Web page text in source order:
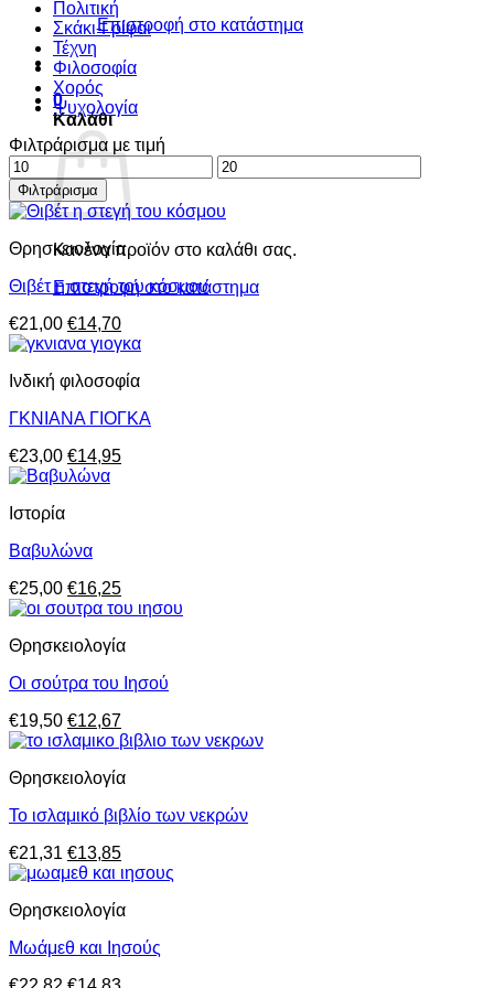
Επιστροφή στο κατάστημα
0
Καλάθι
Κανένα προϊόν στο καλάθι σας.
Επιστροφή στο κατάστημα
Πολιτική
Σκάκι-Γρίφοι
Τέχνη
Φιλοσοφία
Χορός
Ψυχολογία
Φιλτράρισμα με τιμή
Ελάχιστη
τιμή
Μέγιστη
τιμή
Φιλτράρισμα
Θρησκειολογία
Θιβέτ η στεγή του κόσμου
€21,00 Original
price
€21,00.
€14,70Η
τρέχουσα
είναι:
Ινδική φιλοσοφία
ΓΚΝΙΑΝΑ ΓΙΟΓΚΑ
€23,00 Original
price
€14,95Η
Ιστορία
Βαβυλώνα
€25,00 Original
price
€25,00.
€16,25Η
τρέχουσα
είναι:
Θρησκειολογία
Οι σούτρα του Ιησού
€19,50 Original
price
€19,50.
€12,67Η
τρέχουσα
είναι:
Θρησκειολογία
Το ισλαμικό βιβλίο των νεκρών
€21,31 Original
price
€21,31.
€13,85Η
τρέχουσα
είναι:
Θρησκειολογία
Μωάμεθ και Ιησούς
OriginalΗ